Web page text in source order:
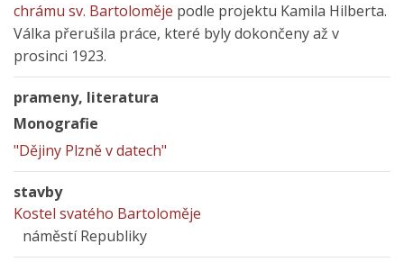
chrámu sv. Bartoloměje podle projektu Kamila Hilberta.
Válka přerušila práce, které byly dokončeny až v
prosinci 1923.
prameny, literatura
Monografie
"Dějiny Plzně v datech"
stavby
Kostel svatého Bartoloměje
náměstí Republiky